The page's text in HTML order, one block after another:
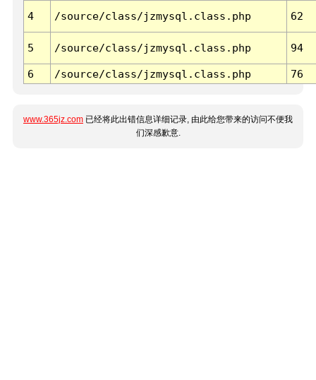
4 /source/class/jzmysql.class.php 62
5 /source/class/jzmysql.class.php 94
6 /source/class/jzmysql.class.php 76
www.365jz.com 已经将此出错信息详细记录, 由此给您带来的访问不便我
们深感歉意.